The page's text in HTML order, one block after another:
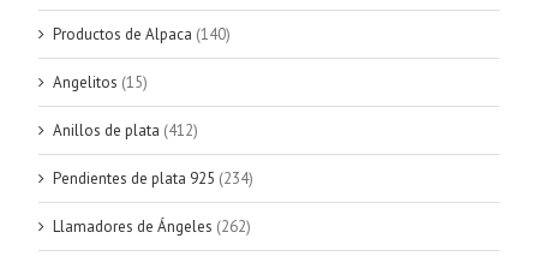
Productos de Alpaca (140)
Angelitos (15)
Anillos de plata (412)
Pendientes de plata 925 (234)
Llamadores de Ángeles (262)